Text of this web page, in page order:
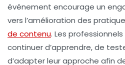
événement encourage un
vers l’amélioration des
de contenu. Les
continuer d’apprendre, de
d’adapter leur approche afin